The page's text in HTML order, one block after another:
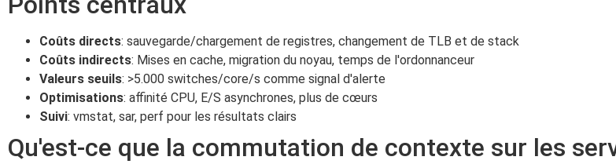
Coûts directs: sauvegarde/chargement de registres, changement de TLB et de stack
Coûts indirects: Mises en cache, migration du noyau, temps de l'ordonnanceur
Valeurs seuils: >5.000 switches/core/s comme signal d'alerte
Optimisations: affinité CPU, E/S asynchrones, plus de cœurs
Suivi: vmstat, sar, perf pour les résultats clairs
Qu'est-ce que la commutation de contexte sur les